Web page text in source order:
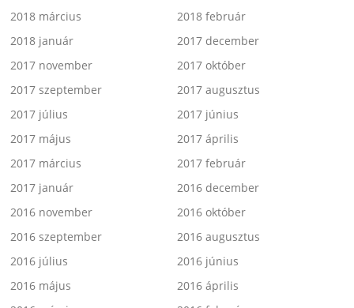
2018 március
2018 február
2018 január
2017 december
2017 november
2017 október
2017 szeptember
2017 augusztus
2017 július
2017 június
2017 május
2017 április
2017 március
2017 február
2017 január
2016 december
2016 november
2016 október
2016 szeptember
2016 augusztus
2016 július
2016 június
2016 május
2016 április